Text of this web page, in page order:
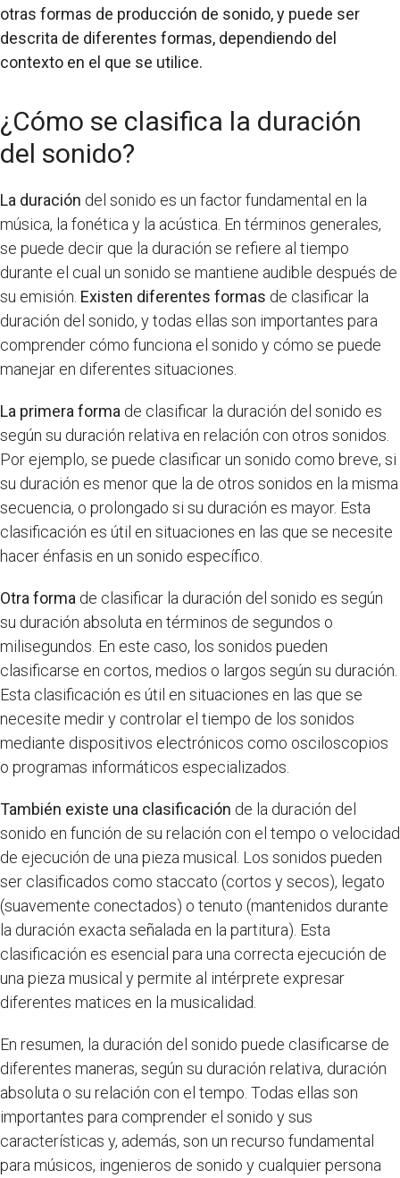
otras formas de producción de sonido, y puede ser
descrita de diferentes formas, dependiendo del
contexto en el que se utilice.
¿Cómo se clasifica la duración
del sonido?
La duración del sonido es un factor fundamental en la
música, la fonética y la acústica. En términos generales,
se puede decir que la duración se refiere al tiempo
durante el cual un sonido se mantiene audible después de
su emisión. Existen diferentes formas de clasificar la
duración del sonido, y todas ellas son importantes para
comprender cómo funciona el sonido y cómo se puede
manejar en diferentes situaciones.
La primera forma de clasificar la duración del sonido es
según su duración relativa en relación con otros sonidos.
Por ejemplo, se puede clasificar un sonido como breve, si
su duración es menor que la de otros sonidos en la misma
secuencia, o prolongado si su duración es mayor. Esta
clasificación es útil en situaciones en las que se necesite
hacer énfasis en un sonido específico.
Otra forma de clasificar la duración del sonido es según
su duración absoluta en términos de segundos o
milisegundos. En este caso, los sonidos pueden
clasificarse en cortos, medios o largos según su duración.
Esta clasificación es útil en situaciones en las que se
necesite medir y controlar el tiempo de los sonidos
mediante dispositivos electrónicos como osciloscopios
o programas informáticos especializados.
También existe una clasificación de la duración del
sonido en función de su relación con el tempo o velocidad
de ejecución de una pieza musical. Los sonidos pueden
ser clasificados como staccato (cortos y secos), legato
(suavemente conectados) o tenuto (mantenidos durante
la duración exacta señalada en la partitura). Esta
clasificación es esencial para una correcta ejecución de
una pieza musical y permite al intérprete expresar
diferentes matices en la musicalidad.
En resumen, la duración del sonido puede clasificarse de
diferentes maneras, según su duración relativa, duración
absoluta o su relación con el tempo. Todas ellas son
importantes para comprender el sonido y sus
características y, además, son un recurso fundamental
para músicos, ingenieros de sonido y cualquier persona